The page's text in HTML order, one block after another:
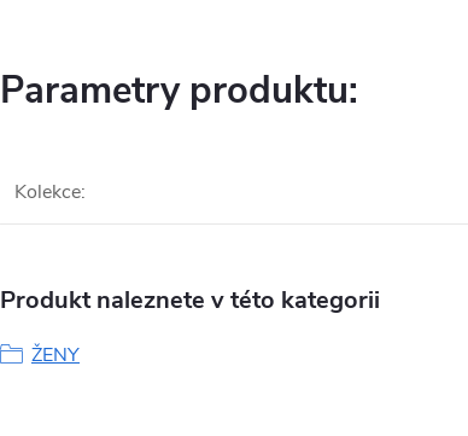
Parametry produktu:
Kolekce:
Produkt naleznete v této kategorii
ŽENY